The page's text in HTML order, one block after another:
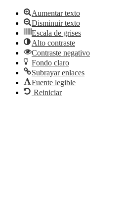
Aumentar texto
Disminuir texto
Escala de grises
Alto contraste
Contraste negativo
Fondo claro
Subrayar enlaces
Fuente legible
Reiniciar